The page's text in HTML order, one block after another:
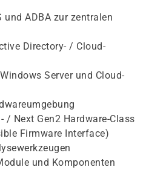
und ADBA zur zentralen
Directory- / Cloud-
Server und Cloud-
/ Next Gen2 Hardware-Class
Firmware Interface)
und Komponenten